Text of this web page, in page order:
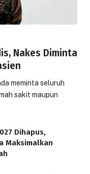
Nakes Diminta
meminta seluruh
sakit maupun
Dihapus,
Maksimalkan